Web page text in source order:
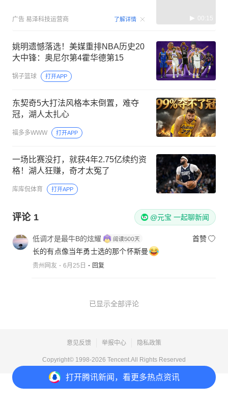
打开腾讯新闻，看更多热点资讯
广告 易泽科技运营商 了解详情 00:15
姚明遗憾落选！美媒重排NBA历史20
大中锋：奥尼尔第4霍华德第15
锅子篮球 打开APP
东契奇5大打法风格本末倒置，难夺
冠，湖人太扎心
福多多WWW 打开APP
一场比赛没打，就获4年2.75亿续约资
格！湖人狂赚，奇才太冤了
库库侃体育 打开APP
评论 1 @元宝 一起聊新闻
低调才是最牛B的炫耀
首赞
长的有点像当年勇士选的那个怀斯曼
贵州网友 6月25日 回复
已显示全部评论
意见反馈 举报中心 隐私政策
Copyright© 1998-2026 Tencent.All Rights Reserved